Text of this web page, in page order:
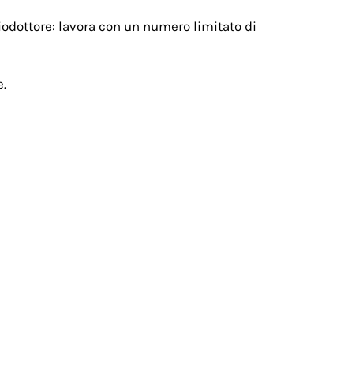
lavora con un numero limitato di